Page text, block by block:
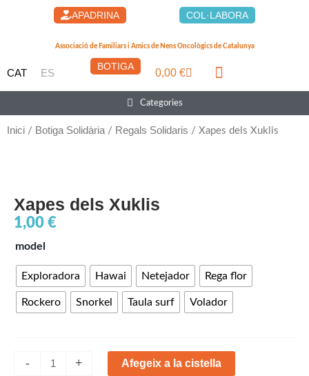
APADRINA COL·LABORA
Associació de Familiars i Amics de Nens Oncològics de Catalunya
CAT ES
BOTIGA
0,00€Cistella
Main
Menu
Categories
Inici / Botiga Solidària/ Regals Solidaris / Xapes dels Xuklis
Xapes dels Xuklis
1,00 €
model
Exploradora Hawai Netejador Rega flor
Rockero Snorkel Taula surf Volador
-
quantitat
Xapes
dels
Xuklis
+ Afegeix a la cistella